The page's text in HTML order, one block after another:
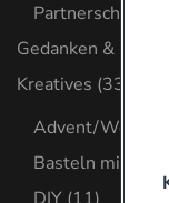
Partnerschaft
Gedanken & Glaube
Kreatives (33)
Advent/
Basteln mit Kind